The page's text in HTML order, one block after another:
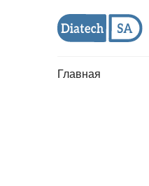
Главная